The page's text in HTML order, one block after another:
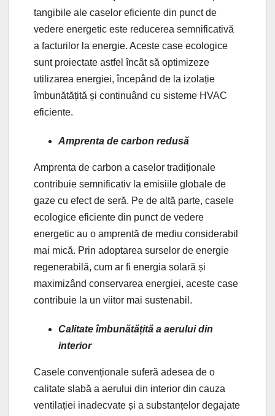
tangibile ale caselor eficiente din punct de
vedere energetic este reducerea semnificativă
a facturilor la energie. Aceste case ecologice
sunt proiectate astfel încât să optimizeze
utilizarea energiei, începând de la izolație
îmbunătățită și continuând cu sisteme HVAC
eficiente.
Amprenta de carbon redusă
Amprenta de carbon a caselor tradiționale
contribuie semnificativ la emisiile globale de
gaze cu efect de seră. Pe de altă parte, casele
ecologice eficiente din punct de vedere
energetic au o amprentă de mediu considerabil
mai mică. Prin adoptarea surselor de energie
regenerabilă, cum ar fi energia solară și
maximizând conservarea energiei, aceste case
contribuie la un viitor mai sustenabil.
Calitate îmbunătățită a aerului din
interior
Casele convenționale suferă adesea de o
calitate slabă a aerului din interior din cauza
ventilației inadecvate și a substanțelor degajate